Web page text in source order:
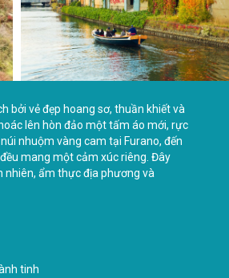
bởi vẻ đẹp hoang sơ, thuần khiết và
lên hòn đảo một tấm áo mới, rực
nhuộm vàng cam tại Furano, đến
mang một cảm xúc riêng. Đây
nhiên, ẩm thực địa phương và
tinh